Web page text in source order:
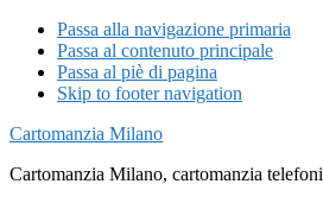
Passa alla navigazione primaria
Passa al contenuto principale
Passa al piè di pagina
Skip to footer navigation
Cartomanzia Milano
Cartomanzia Milano, cartomanzia